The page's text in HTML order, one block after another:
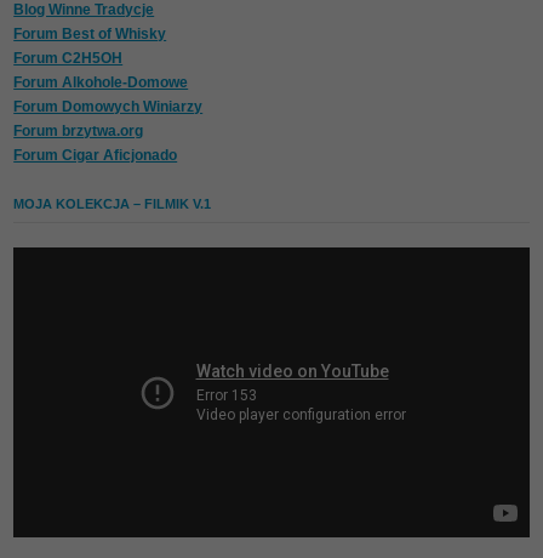
Blog Winne Tradycje
Forum Best of Whisky
Forum C2H5OH
Forum Alkohole-Domowe
Forum Domowych Winiarzy
Forum brzytwa.org
Forum Cigar Aficjonado
MOJA KOLEKCJA – FILMIK V.1